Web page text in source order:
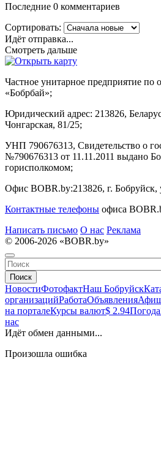
Последние 0 комментариев
Сортировать:
Идёт отправка...
Смотреть дальше
Частное унитарное предприятие по
«Бобрбай»;
Юридический адрес: 213826,
Чонгарская, 81/25;
УНП 790676313, Свидетельство о
№790676313 от 11.11.2011 выдано
горисполкомом;
Офис BOBR.by:213826, г.
Контактные телефоны офиса
Написать письмо О нас Реклама
© 2006-2026 «BOBR.by»
Поиск
НовостиФотофактНаш Бобруйск
организацийРаботаОбъявления
на порталеКурсы валют$ 2.94Погода
нас
Идёт обмен данными...
Произошла ошибка